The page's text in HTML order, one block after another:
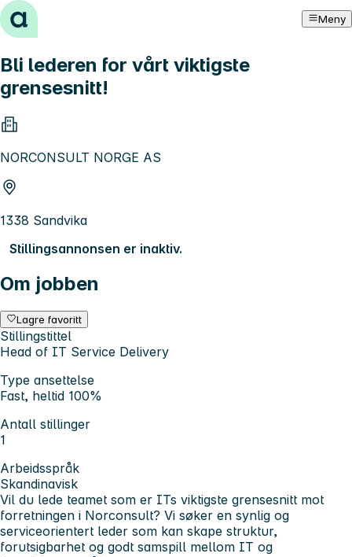
Hopp til innhold Meny
Bli lederen for vårt viktigste
grensesnitt!
NORCONSULT NORGE AS
1338 Sandvika
Stillingsannonsen er inaktiv.
Om jobben
Lagre favoritt
Stillingstittel
Head of IT Service Delivery
Type ansettelse
Fast, heltid 100%
Antall stillinger
1
Arbeidsspråk
Skandinavisk
Vil du lede teamet som er ITs viktigste grensesnitt mot
forretningen i Norconsult? Vi søker en synlig og
serviceorientert leder som kan skape struktur,
forutsigbarhet og godt samspill mellom IT og